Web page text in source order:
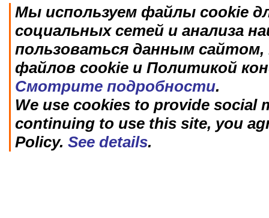
Мы используем файлы cookie
социальных сетей и анализа
пользоваться данным
файлов cookie и Политикой
Смотрите подробности.
We use cookies to provide social
continuing to use this site, you
Policy. See details.